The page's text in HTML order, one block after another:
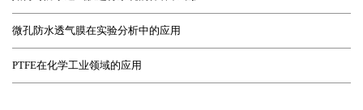
微孔防水透气膜在实验分析中的应用
PTFE在化学工业领域的应用